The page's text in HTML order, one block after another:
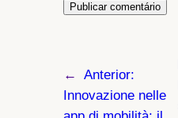
←
Anterior:
Innovazione nelle